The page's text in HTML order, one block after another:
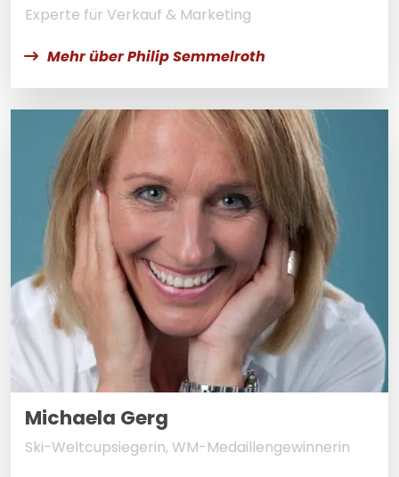
Experte für Verkauf & Marketing
Mehr über Philip Semmelroth
Michaela Gerg
Ski-Weltcupsiegerin, WM-Medaillengewinnerin